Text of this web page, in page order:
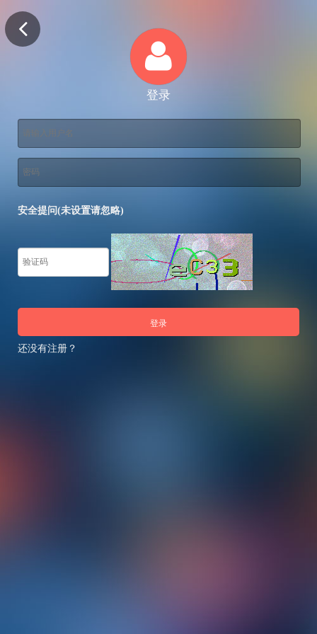
登录
安全提问(未设置请忽略)
登录
还没有注册？